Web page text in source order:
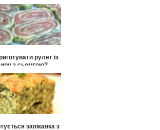
рулет із
з сьомгою?
запіканка з